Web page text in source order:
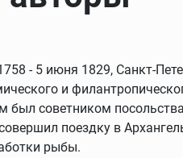
- 5 июня 1829, Санкт-
и
был советником
поездку в
рыбы.